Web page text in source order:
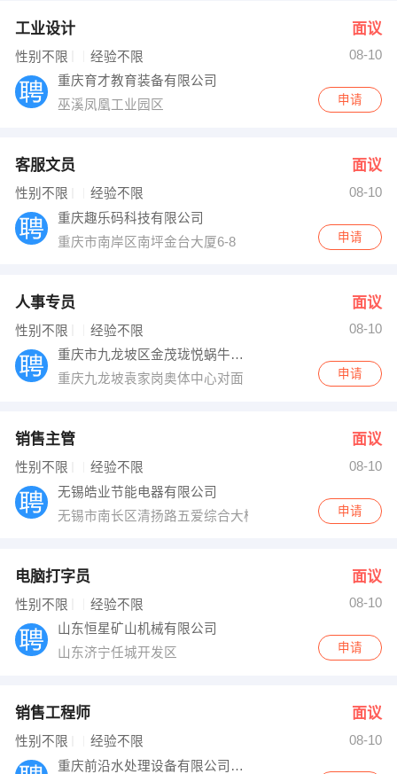
工业设计 面议
性别不限 经验不限
08-10
重庆育才教育装备有限公司
巫溪凤凰工业园区
申请
客服文员 面议
性别不限 经验不限
08-10
重庆趣乐码科技有限公司
重庆市南岸区南坪金台大厦6-8
申请
人事专员 面议
性别不限 经验不限
08-10
重庆市九龙坡区金茂珑悦蜗牛幼儿园
重庆九龙坡袁家岗奥体中心对面
申请
销售主管 面议
性别不限 经验不限
08-10
无锡皓业节能电器有限公司
无锡市南长区清扬路五爱综合大楼611室
申请
电脑打字员 面议
性别不限 经验不限
08-10
山东恒星矿山机械有限公司
山东济宁任城开发区
申请
销售工程师 面议
性别不限 经验不限
08-10
重庆前沿水处理设备有限公司（江苏水处理站